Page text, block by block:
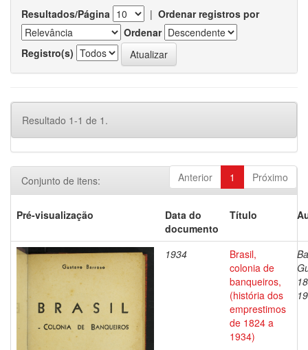
Resultados/Página | Ordenar registros por
Ordenar
Registro(s)
Resultado 1-1 de 1.
Anterior 1 Próximo
Conjunto de itens:
Pré-visualização
Data do
documento
Título
1934
Brasil,
colonia de
banqueiros,
(história dos
emprestimos
de 1824 a
1934)